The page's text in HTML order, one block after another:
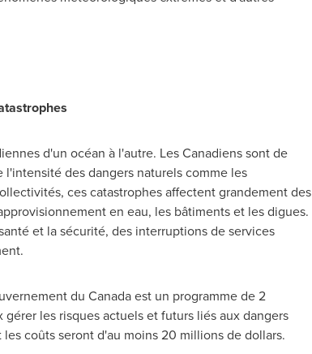
d'un océan à l'autre. Les Canadiens sont de
des dangers naturels comme les
ces catastrophes affectent grandement des
en eau, les bâtiments et les digues.
et la sécurité, des interruptions de services
du Canadaest un programme de 2
les risques actuels et futurs liés aux dangers
coûts seront d'au moins 20 millions de dollars.